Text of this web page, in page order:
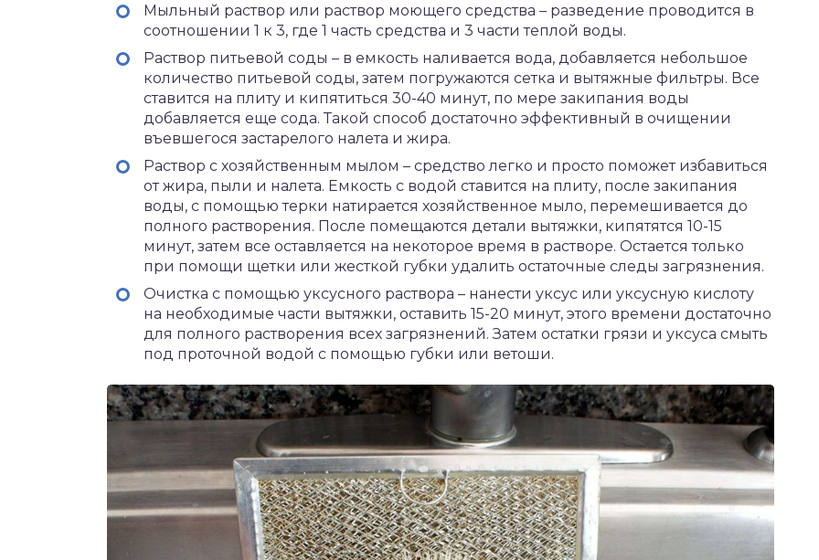
Мыльный раствор или раствор моющего средства – разведение проводится в
соотношении 1 к 3, где 1 часть средства и 3 части теплой воды.
Раствор питьевой соды – в емкость наливается вода, добавляется небольшое
количество питьевой соды, затем погружаются сетка и вытяжные фильтры. Все
ставится на плиту и кипятиться 30-40 минут, по мере закипания воды
добавляется еще сода. Такой способ достаточно эффективный в очищении
въевшегося застарелого налета и жира.
Раствор с хозяйственным мылом – средство легко и просто поможет избавиться
от жира, пыли и налета. Емкость с водой ставится на плиту, после закипания
воды, с помощью терки натирается хозяйственное мыло, перемешивается до
полного растворения. После помещаются детали вытяжки, кипятятся 10-15
минут, затем все оставляется на некоторое время в растворе. Остается только
при помощи щетки или жесткой губки удалить остаточные следы загрязнения.
Очистка с помощью уксусного раствора – нанести уксус или уксусную кислоту
на необходимые части вытяжки, оставить 15-20 минут, этого времени достаточно
для полного растворения всех загрязнений. Затем остатки грязи и уксуса смыть
под проточной водой с помощью губки или ветоши.